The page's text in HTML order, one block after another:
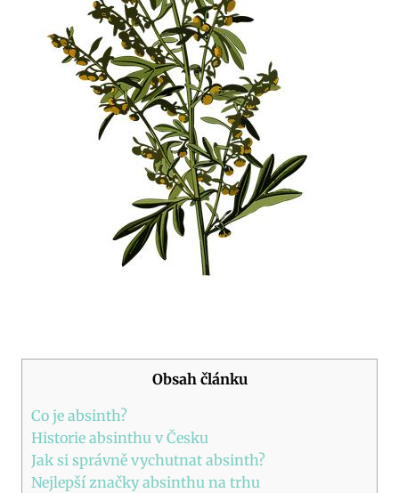
Obsah článku
Co⁤ je absinth?
Historie absinthu​ v Česku
Jak si správně vychutnat absinth?
Nejlepší značky absinthu na⁤ trhu